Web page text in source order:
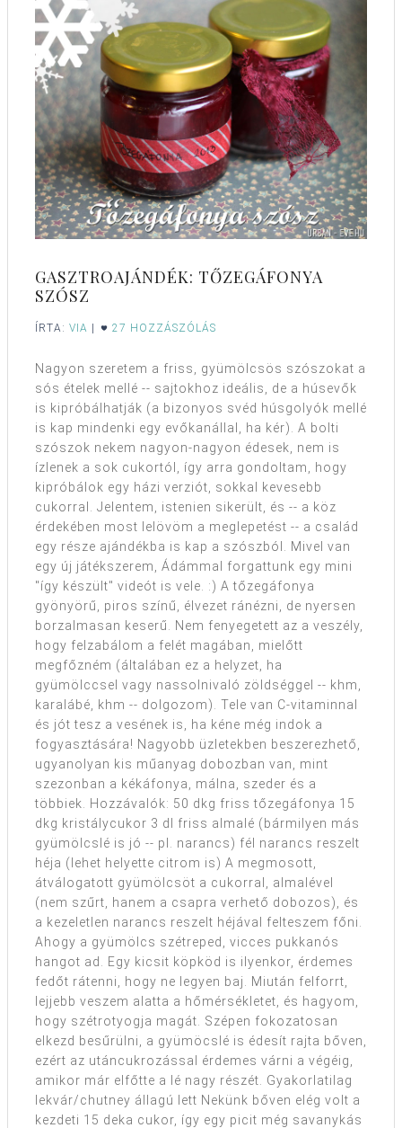
GASZTROAJÁNDÉK: TŐZEGÁFONYA
SZÓSZ
ÍRTA: VIA | 27 HOZZÁSZÓLÁS
Nagyon szeretem a friss, gyümölcsös szószokat a
sós ételek mellé -- sajtokhoz ideális, de a húsevők
is kipróbálhatják (a bizonyos svéd húsgolyók mellé
is kap mindenki egy evőkanállal, ha kér). A bolti
szószok nekem nagyon-nagyon édesek, nem is
ízlenek a sok cukortól, így arra gondoltam, hogy
kipróbálok egy házi verziót, sokkal kevesebb
cukorral. Jelentem, istenien sikerült, és -- a köz
érdekében most lelövöm a meglepetést -- a család
egy része ajándékba is kap a szószból. Mivel van
egy új játékszerem, Ádámmal forgattunk egy mini
"így készült" videót is vele. :) A tőzegáfonya
gyönyörű, piros színű, élvezet ránézni, de nyersen
borzalmasan keserű. Nem fenyegetett az a veszély,
hogy felzabálom a felét magában, mielőtt
megfőzném (általában ez a helyzet, ha
gyümölccsel vagy nassolnivaló zöldséggel -- khm,
karalábé, khm -- dolgozom). Tele van C-vitaminnal
és jót tesz a vesének is, ha kéne még indok a
fogyasztására! Nagyobb üzletekben beszerezhető,
ugyanolyan kis műanyag dobozban van, mint
szezonban a kékáfonya, málna, szeder és a
többiek. Hozzávalók: 50 dkg friss tőzegáfonya 15
dkg kristálycukor 3 dl friss almalé (bármilyen más
gyümölcslé is jó -- pl. narancs) fél narancs reszelt
héja (lehet helyette citrom is) A megmosott,
átválogatott gyümölcsöt a cukorral, almalével
(nem szűrt, hanem a csapra verhető dobozos), és
a kezeletlen narancs reszelt héjával felteszem főni.
Ahogy a gyümölcs szétreped, vicces pukkanós
hangot ad. Egy kicsit köpköd is ilyenkor, érdemes
fedőt rátenni, hogy ne legyen baj. Miután felforrt,
lejjebb veszem alatta a hőmérsékletet, és hagyom,
hogy szétrotyogja magát. Szépen fokozatosan
elkezd besűrülni, a gyümöcslé is édesít rajta bőven,
ezért az utáncukrozással érdemes várni a végéig,
amikor már elfőtte a lé nagy részét. Gyakorlatilag
lekvár/chutney állagú lett Nekünk bőven elég volt a
kezdeti 15 deka cukor, így egy picit még savanykás